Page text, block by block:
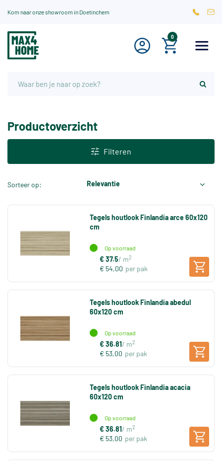
Kom naar onze showroom in Doetinchem
0
Productoverzicht
Filteren
Sorteer op: Relevantie
Tegels houtlook Finlandia arce 60x120
cm
Op voorraad
€ 37.5/ m2
€ 54,00 per pak
Tegels houtlook Finlandia abedul
60x120 cm
Op voorraad
€ 36.81/ m2
€ 53,00 per pak
Tegels houtlook Finlandia acacia
60x120 cm
Op voorraad
€ 36.81/ m2
€ 53,00 per pak